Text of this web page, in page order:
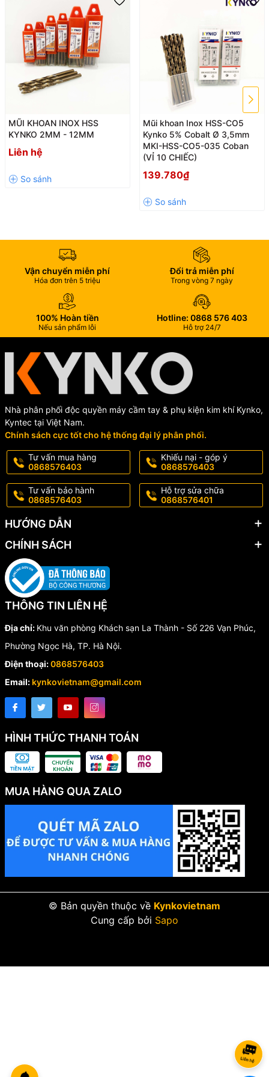
MŨI KHOAN INOX HSS
KYNKO 2MM - 12MM
Liên hệ
Mũi khoan Inox HSS-CO5
Kynko 5% Cobalt Ø 3,5mm
MKI-HSS-CO5-035 Coban
(VỈ 10 CHIẾC)
139.780₫
Vận chuyển miễn phí
Hóa đơn trên 5 triệu
Đổi trả miễn phí
Trong vòng 7 ngày
100% Hoàn tiền
Nếu sản phẩm lỗi
Hotline: 0868 576 403
Hỗ trợ 24/7
Nhà phân phối độc quyền máy cầm tay & phụ kiện kim khí Kynko,
Kyntec tại Việt Nam.
Chính sách cực tốt cho hệ thống đại lý phân phối.
Tư vấn mua hàng
0868576403
Khiếu nại - góp ý
0868576403
Tư vấn bảo hành
0868576403
Hỗ trợ sửa chữa
0868576401
HƯỚNG DẪN
CHÍNH SÁCH
THÔNG TIN LIÊN HỆ
Địa chỉ: Khu văn phòng Khách sạn La Thành - Số 226 Vạn Phúc,
Phường Ngọc Hà, TP. Hà Nội.
Điện thoại:0868576403
Email: kynkovietnam@gmail.com
HÌNH THỨC THANH TOÁN
MUA HÀNG QUA ZALO
© Bản quyền thuộc về Kynkovietnam
Cung cấp bởi Sapo